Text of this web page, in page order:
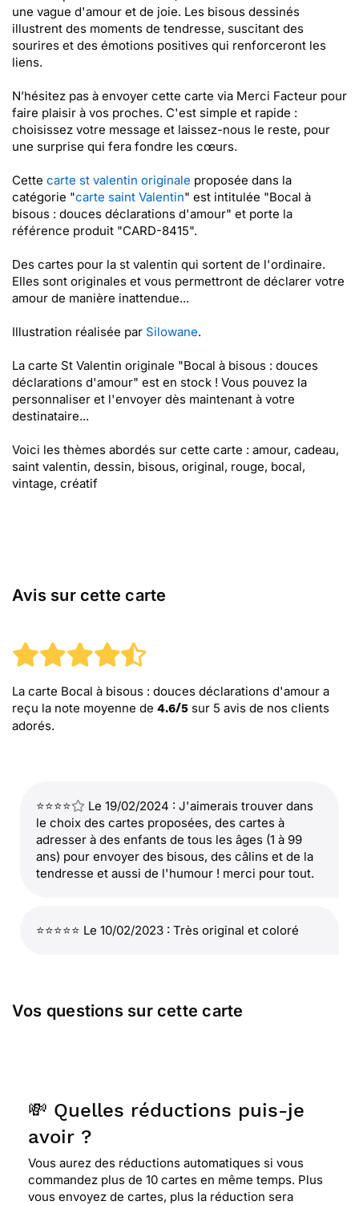
une vague d'amour et de joie. Les bisous dessinés
illustrent des moments de tendresse, suscitant des
sourires et des émotions positives qui renforceront les
liens.
N’hésitez pas à envoyer cette carte via Merci Facteur pour
faire plaisir à vos proches. C'est simple et rapide :
choisissez votre message et laissez-nous le reste, pour
une surprise qui fera fondre les cœurs.
Cette carte st valentin originale proposée dans la
catégorie "carte saint Valentin" est intitulée "Bocal à
bisous : douces déclarations d'amour" et porte la
référence produit "CARD-8415".
Des cartes pour la st valentin qui sortent de l'ordinaire.
Elles sont originales et vous permettront de déclarer votre
amour de manière inattendue...
Illustration réalisée par Silowane.
La carte St Valentin originale "Bocal à bisous : douces
déclarations d'amour" est en stock ! Vous pouvez la
personnaliser et l'envoyer dès maintenant à votre
destinataire...
Voici les thèmes abordés sur cette carte : amour, cadeau,
saint valentin, dessin, bisous, original, rouge, bocal,
vintage, créatif
Avis sur cette carte
La carte Bocal à bisous : douces déclarations d'amour a
reçu la note moyenne de 4.6/5 sur 5 avis de nos clients
adorés.
⭐⭐⭐⭐
Le 19/02/2024 : J'aimerais trouver dans
le choix des cartes proposées, des cartes à
adresser à des enfants de tous les âges (1 à 99
ans) pour envoyer des bisous, des câlins et de la
tendresse et aussi de l'humour ! merci pour tout.
⭐⭐⭐⭐⭐ Le 10/02/2023 : Très original et coloré
Vos questions sur cette carte
💸 Quelles réductions puis-je
avoir ?
Vous aurez des réductions automatiques si vous
commandez plus de 10 cartes en même temps. Plus
vous envoyez de cartes, plus la réduction sera